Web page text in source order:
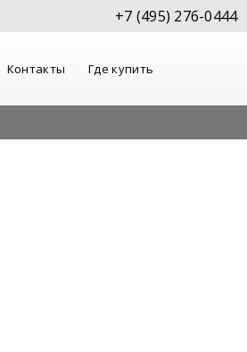
+7 (495) 276-0444
Контакты Где купить